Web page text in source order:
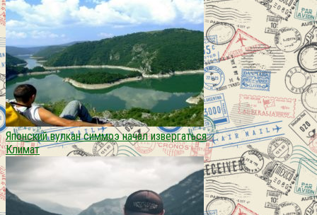
Японский вулкан симмоэ начал извергаться
Климат